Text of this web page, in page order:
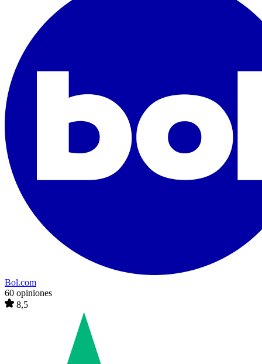
Bol.com
60 opiniones
8,5